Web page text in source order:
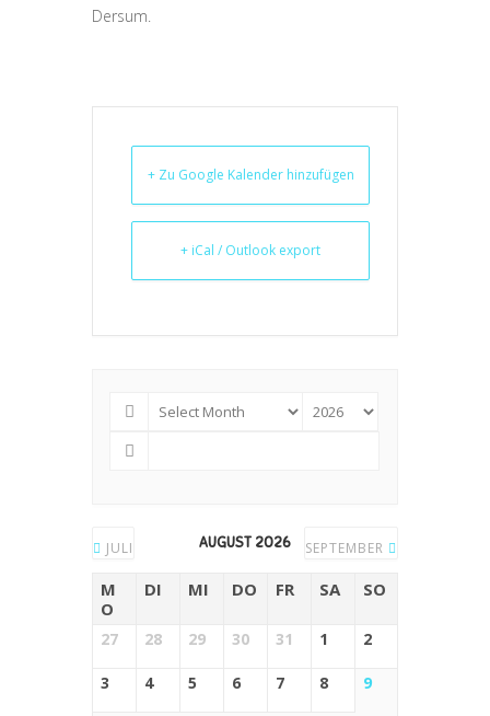
Dersum.
+ Zu Google Kalender hinzufügen
+ iCal / Outlook export
JULI AUGUST 2026 SEPTEMBER
M
O
DI MI DO FR SA SO
27 28 29 30 31 1 2
3 4 5 6 7 8 9